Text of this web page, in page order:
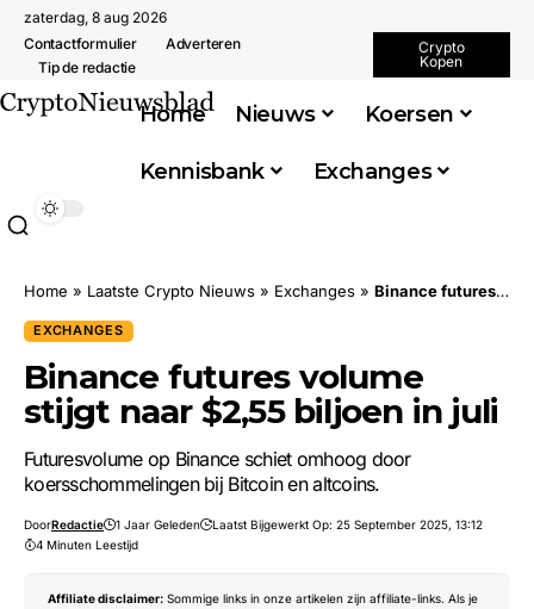
zaterdag, 8 aug 2026
Contactformulier
Adverteren
Tip de redactie
Crypto
Kopen
Home Nieuws Koersen
Kennisbank Exchanges
Home » Laatste Crypto Nieuws » Exchanges » Binance futures volume stijgt naar $2,55 biljoen in juli
EXCHANGES
Binance futures volume
stijgt naar $2,55 biljoen in juli
Futuresvolume op Binance schiet omhoog door
koersschommelingen bij Bitcoin en altcoins.
DoorRedactie 1 Jaar Geleden
Laatst Bijgewerkt Op: 25 September 2025, 13:12
4 Minuten Leestijd
Affiliate disclaimer: Sommige links in onze artikelen zijn affiliate-links. Als je